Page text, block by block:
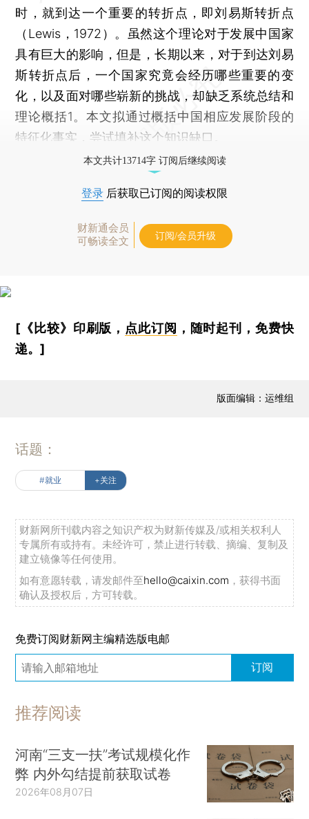
时，就到达一个重要的转折点，即刘易斯转折点
（Lewis，1972）。虽然这个理论对于发展中国家
具有巨大的影响，但是，长期以来，对于到达刘易
斯转折点后，一个国家究竟会经历哪些重要的变
化，以及面对哪些崭新的挑战，却缺乏系统总结和
理论概括1。本文拟通过概括中国相应发展阶段的
特征化事实，尝试填补这个知识缺口。
本文共计13714字 订阅后继续阅读
登录 后获取已订阅的阅读权限
财新通会员
可畅读全文
订阅/会员升级
[《比较》印刷版， 点此订阅 ，随时起刊，免费快
递。]
版面编辑：运维组
话题：
#就业 +关注
财新网所刊载内容之知识产权为财新传媒及/或相关权利人
专属所有或持有。未经许可，禁止进行转载、摘编、复制及
建立镜像等任何使用。
如有意愿转载，请发邮件至hello@caixin.com ，获得书面
确认及授权后，方可转载。
免费订阅财新网主编精选版电邮
订阅
推荐阅读
河南“三支一扶”考试规模化作
弊 内外勾结提前获取试卷
2026年08月07日